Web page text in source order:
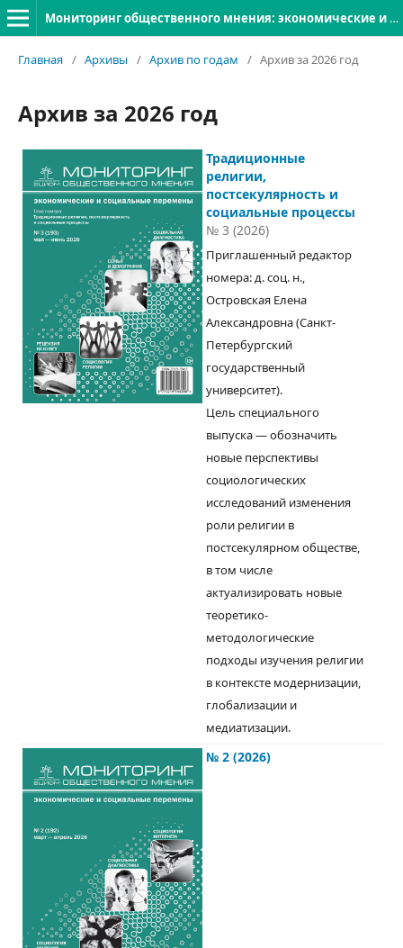
Мониторинг общественного мнения: экономические и социальные перемены
Главная / Архивы / Архив по годам / Архив за 2026 год
Архив за 2026 год
Традиционные
религии,
постсекулярность и
социальные процессы
№ 3 (2026)
Приглашенный редактор
номера: д. соц. н.,
Островская Елена
Александровна (Санкт-
Петербургский
государственный
университет).
Цель специального
выпуска — обозначить
новые перспективы
социологических
исследований изменения
роли религии в
постсекулярном обществе,
в том числе
актуализировать новые
теоретико-
методологические
подходы изучения религии
в контексте модернизации,
глобализации и
медиатизации.
№ 2 (2026)